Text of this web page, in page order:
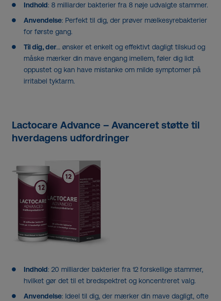
Indhold: 8 milliarder bakterier fra 8 nøje udvalgte stammer.
Anvendelse: Perfekt til dig, der prøver mælkesyrebakterier
for første gang.
Til dig, der… ønsker et enkelt og effektivt dagligt tilskud og
måske mærker din mave engang imellem, føler dig lidt
oppustet og kan have mistanke om milde symptomer på
irritabel tyktarm.
Lactocare Advance – Avanceret støtte til
hverdagens udfordringer
Indhold: 20 milliarder bakterier fra 12 forskellige stammer,
hvilket gør det til et bredspektret og koncentreret valg.
Anvendelse: Ideel til dig, der mærker din mave dagligt, ofte